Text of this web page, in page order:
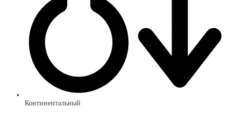
Континентальный